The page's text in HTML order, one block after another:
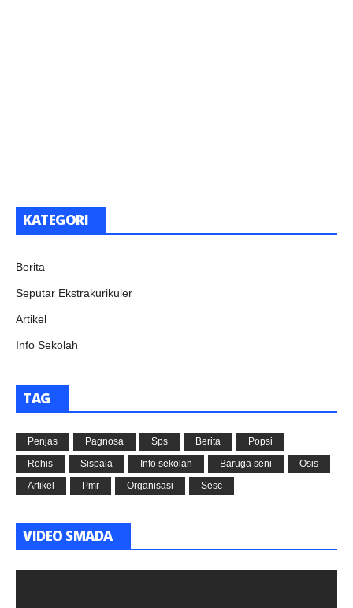
KATEGORI
Berita
Seputar Ekstrakurikuler
Artikel
Info Sekolah
TAG
Penjas Pagnosa Sps Berita
Popsi
Rohis
Sispala Info sekolah Baruga seni
Osis
Artikel
Pmr Organisasi Sesc
VIDEO SMADA